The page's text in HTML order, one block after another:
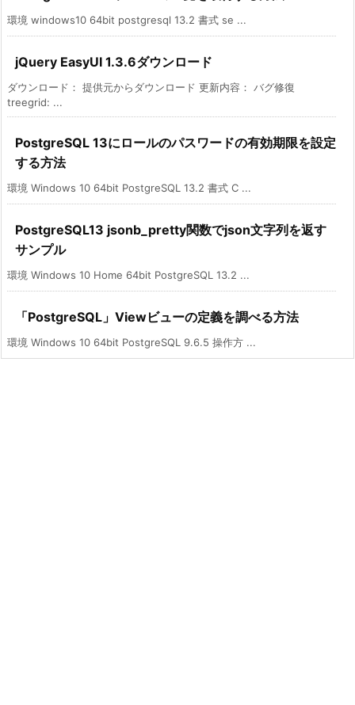
環境 windows10 64bit postgresql 13.2 書式 se ...
jQuery EasyUI 1.3.6ダウンロード
ダウンロード： 提供元からダウンロード 更新内容： バグ修復
treegrid: ...
PostgreSQL 13にロールのパスワードの有効期限を設定
する方法
環境 Windows 10 64bit PostgreSQL 13.2 書式 C ...
PostgreSQL13 jsonb_pretty関数でjson文字列を返す
サンプル
環境 Windows 10 Home 64bit PostgreSQL 13.2 ...
「PostgreSQL」Viewビューの定義を調べる方法
環境 Windows 10 64bit PostgreSQL 9.6.5 操作方 ...